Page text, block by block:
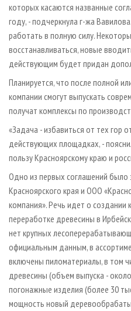
которых касаются названные
году, - подчеркнула г-жа
работать в полную силу.
восстанавливаться, новые
действующим будет придан
Планируется, что после полной
компании смогут выпускать
получат комплексы по
«Задача - избавиться от тех
действующих площадках, -
пользу Красноярскому краю и
Одно из первых соглашений
Красноярского края и ООО
компания». Речь идет о создании
переработке древесины в
нет крупных
официальным данным, в
включены пиломатериалы, в том
древесины (объем выпуска -
погонажные изделия (более 30
мощность новый